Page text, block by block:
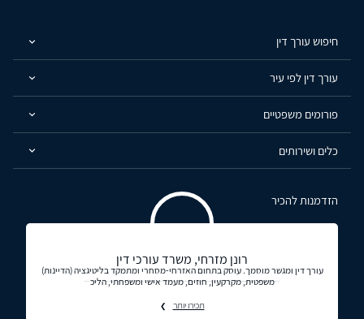
חיפוש עורך דין
עורך דין לפי עיר
פורומים משפטיים
כלים ושירותים
הזדמנות להכיר
רונן מזרחי, משרד עורכי דין
עורך דין ומגשר מוסמך. עוסק בתחום האזרחי-מסחרי ומתמקד בליטיגציה (הדיינות)
משפטית, מקרקעין, חוזים, מעמד אישי ומשפחתי, הליכ
תכירו יותר